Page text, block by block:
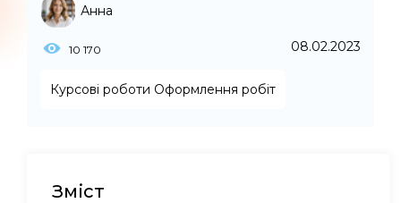
Анна
08.02.2023
10 170
Курсові роботи Оформлення робіт
Зміст